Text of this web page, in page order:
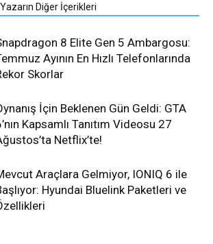
Yazarın Diğer İçerikleri
8 Elite Gen 5 Ambargosu:
Ayının En Hızlı Telefonlarında
Skorlar
İçin Beklenen Gün Geldi: GTA
Kapsamlı Tanıtım Videosu 27
Netflix’te!
Araçlara Gelmiyor, IONIQ 6 ile
Hyundai Bluelink Paketleri ve